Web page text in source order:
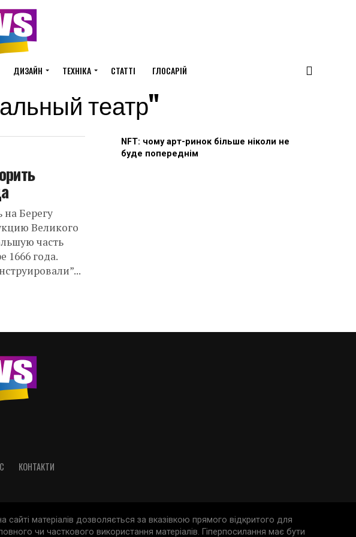
ДИЗАЙН ТЕХНІКА СТАТТІ ГЛОСАРІЙ
театр"
Берегу
Великого
часть
1666 года.
NFT: чому арт-ринок більше ніколи не
буде попереднім
КОНТАКТИ
матеріалів дозволяється за вказівкою прямого відкритого для
чи часткового використання матеріалів. Гіперпосилання має бути